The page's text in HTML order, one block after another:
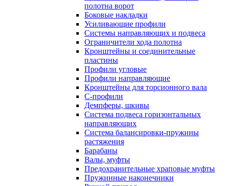
полотна ворот
Боковые накладки
Усиливающие профили
Системы направляющих и подвеса
Ограничители хода полотна
Кронштейны и соединительные
пластины
Профили угловые
Профили направляющие
Кронштейны для торсионного вала
С-профили
Демпферы, шкивы
Система подвеса горизонтальных
направляющих
Система балансировки-пружины
растяжения
Барабаны
Валы, муфты
Предохранительные храповые муфты
Пружинные наконечники